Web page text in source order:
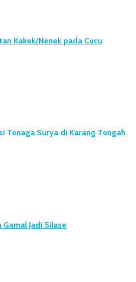
Kakek/Nenek pada Cucu
Tenaga Surya di Karang Tengah
Jadi Silase